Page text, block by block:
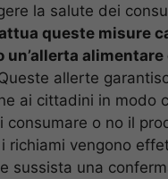
la salute dei
queste misure
un’allerta alimentare
allerte
ai cittadini in modo
consumare o no il
richiami vengono
sussista una